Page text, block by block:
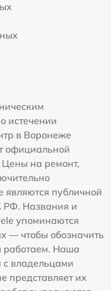
истечении
в Воронеже
официальной
Цены на ремонт,
являются публичной
РФ. Названия и
упоминаются
— чтобы обозначить
работаем. Наша
владельцами
представляет их